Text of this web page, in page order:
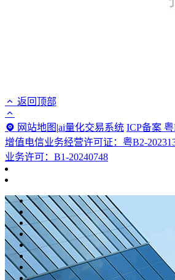
返回顶部
网站地图 |ai量化交易系统 ICP备案 粤
增值电信业务经营许可证：粤B2-
业务许可：B1-20240748